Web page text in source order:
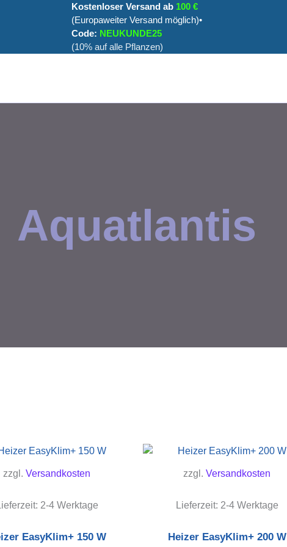
Kostenloser Versand ab 100 €
(Europaweiter Versand möglich)•
Code: NEUKUNDE25
(10% auf alle Pflanzen)
Aquatlantis
zzgl. Versandkosten
2-4 Werktage
EasyKlim+ 150 W
zzgl. Versandkosten
Lieferzeit: 2-4 Werktage
Heizer EasyKlim+ 200 W